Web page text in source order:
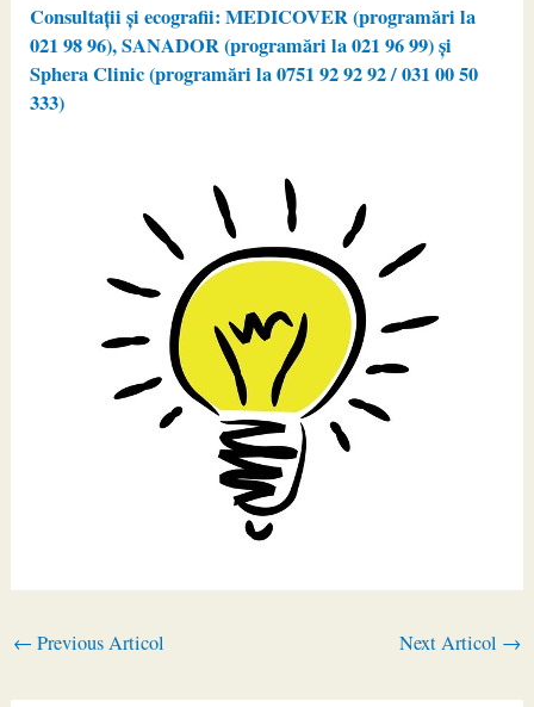
Consultații și ecografii: MEDICOVER (programări la
021 98 96), SANADOR (programări la 021 96 99) și
Sphera Clinic (programări la 0751 92 92 92 / 031 00 50
333)
← Previous Articol Next Articol →